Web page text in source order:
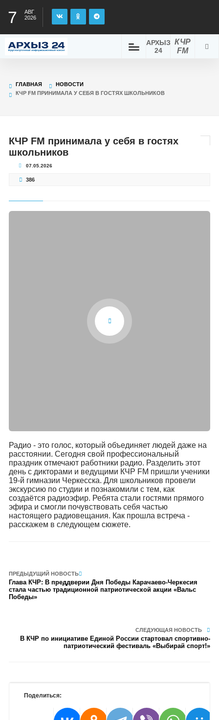
7
АВГ
2026
КЧР
FM
АРХЫЗ
24
ГЛАВНАЯ
НОВОСТИ
КЧР FM ПРИНИМАЛА У СЕБЯ В ГОСТЯХ ШКОЛЬНИКОВ
КЧР FM принимала у себя в гостях
школьников
07.05.2026
386
Радио - это голос, который объединяет людей даже на
расстоянии. Сегодня свой профессиональный
праздник отмечают работники радио. Разделить этот
день с дикторами и ведущими КЧР FM пришли ученики
19-й гимназии Черкесска. Для школьников провели
экскурсию по студии и познакомили с тем, как
создаётся радиоэфир. Ребята стали гостями прямого
эфира и смогли почувствовать себя частью
настоящего радиовещания. Как прошла встреча -
расскажем в следующем сюжете.
ПРЕДЫДУЩИЙ НОВОСТЬ
Глава КЧР: В преддверии Дня Победы Карачаево-Черкесия
стала частью традиционной патриотической акции «Вальс
Победы»
СЛЕДУЮЩАЯ НОВОСТЬ
В КЧР по инициативе Единой России стартовал спортивно-
патриотический фестиваль «Выбирай спорт!»
Поделиться: